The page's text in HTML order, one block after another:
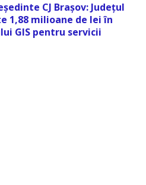
CJ Brașov: Județul
1,88 milioane de lei în
GIS pentru servicii